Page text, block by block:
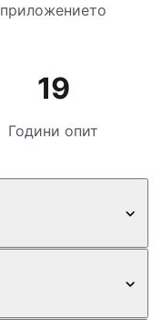
приложението
19
Години опит